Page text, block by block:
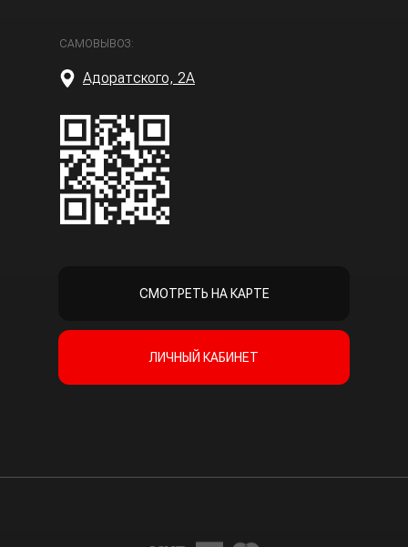
САМОВЫВОЗ:
СМОТРЕТЬ НА КАРТЕ
ЛИЧНЫЙ КАБИНЕТ
Адоратского, 2А